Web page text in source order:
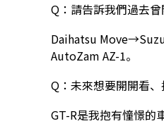
Q：請告訴我們過去曾
Daihatsu
AutoZam AZ-1。
Q：未來想要開開看
GT-R是我抱有憧憬的